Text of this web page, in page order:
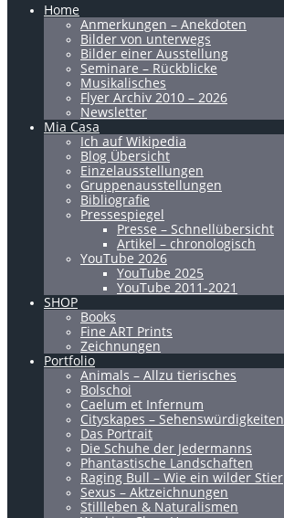
Home
Anmerkungen – Anekdoten
Bilder von unterwegs
Bilder einer Ausstellung
Seminare – Rückblicke
Musikalisches
Flyer Archiv 2010 – 2026
Newsletter
Mia Casa
Ich auf Wikipedia
Blog Übersicht
Einzelausstellungen
Gruppenausstellungen
Bibliografie
Pressespiegel
Presse – Schnellübersicht
Artikel – chronologisch
YouTube 2026
YouTube 2025
YouTube 2011-2021
SHOP
Books
Fine ART Prints
Zeichnungen
Portfolio
Animals – Allzu tierisches
Bolschoi
Caelum et Infernum
Cityskapes – Sehenswürdigkeiten
Das Portrait
Die Schuhe der Jedermanns
Phantastische Landschaften
Raging Bull – Wie ein wilder Stier
Sexus – Aktzeichnungen
Stillleben & Naturalismen